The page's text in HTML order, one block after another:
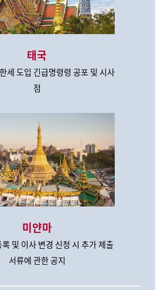
태국
세 도입 긴급명령령 공포 및 시사
점
미얀마
및 이사 변경 신청 시 추가 제출
서류에 관한 공지